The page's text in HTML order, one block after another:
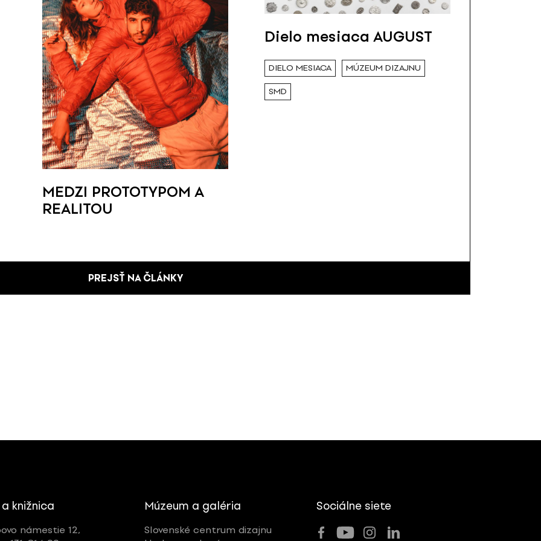
MEDZI PROTOTYPOM A
REALITOU
Dielo mesiaca AUGUST
DIELO MESIACA MÚZEUM DIZAJNU
SMD
PREJSŤ NA ČLÁNKY
knižnica
námestie 12,
Múzeum a galéria
Slovenské centrum dizajnu
Sociálne siete